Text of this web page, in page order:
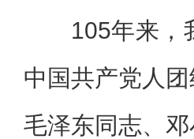
105年来，
中国共产党人
毛泽东同志、